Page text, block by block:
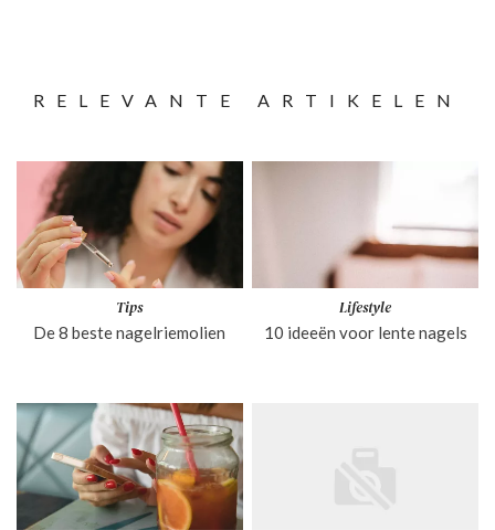
RELEVANTE ARTIKELEN
Tips
De 8 beste nagelriemolien
Lifestyle
10 ideeën voor lente nagels